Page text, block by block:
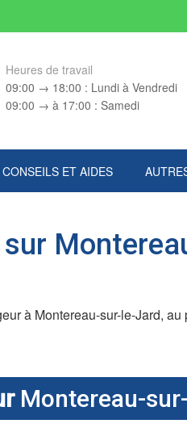
Heures de travail
09:00 → 18:00 : Lundi à Vendredi
09:00 → à 17:00 : Samedi
CONSEILS ET AIDES
à Montereau-sur-le-Jard,
Montereau-